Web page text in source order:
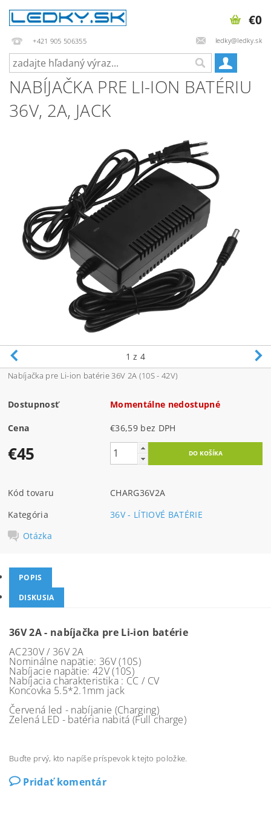
+421 905 506355 ledky@ledky.sk
€0
NABÍJAČKA PRE LI-ION BATÉRIU
36V, 2A, JACK
1 z 4
Nabíjačka pre Li-ion batérie 36V 2A (10S - 42V)
Dostupnosť Momentálne nedostupné
Cena €36,59 bez DPH
€45
Kód tovaru
CHARG36V2A
Kategória
36V - LÍTIOVÉ BATÉRIE
Otázka
POPIS
DISKUSIA
36V 2A - nabíjačka pre Li-ion batérie
AC230V / 36V 2A
Nominálne napätie: 36V (10S)
Nabíjacie napätie: 42V (10S)
Nabíjacia charakteristika : CC / CV
Koncovka 5.5*2.1mm jack
Červená led - nabíjanie (Charging)
Zelená LED - batéria nabitá (Full charge)
Buďte prvý, kto napíše príspevok k tejto položke.
Pridať komentár